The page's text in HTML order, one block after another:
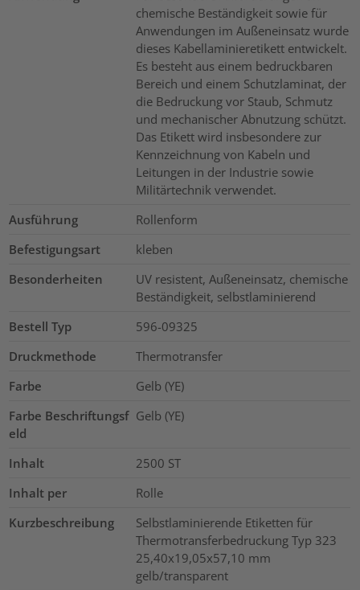
chemische Beständigkeit sowie für
Anwendungen im Außeneinsatz wurde
dieses Kabellaminieretikett entwickelt.
Es besteht aus einem bedruckbaren
Bereich und einem Schutzlaminat, der
die Bedruckung vor Staub, Schmutz
und mechanischer Abnutzung schützt.
Das Etikett wird insbesondere zur
Kennzeichnung von Kabeln und
Leitungen in der Industrie sowie
Militärtechnik verwendet.
Ausführung
Rollenform
Befestigungsart
kleben
Besonderheiten
UV resistent, Außeneinsatz, chemische
Beständigkeit, selbstlaminierend
Bestell Typ
596-09325
Druckmethode
Thermotransfer
Farbe
Gelb (YE)
Farbe Beschriftungsf
eld
Gelb (YE)
Inhalt 2500 ST
Inhalt per
Rolle
Kurzbeschreibung
Selbstlaminierende Etiketten für
Thermotransferbedruckung Typ 323
25,40x19,05x57,10 mm
gelb/transparent